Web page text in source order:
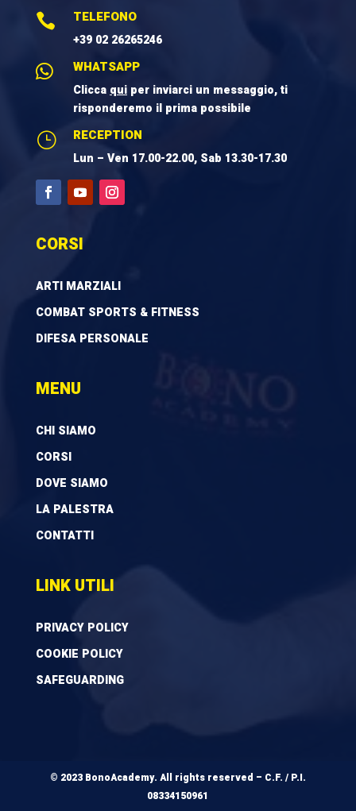
 TELEFONO
+39 02 26265246
 WHATSAPP
Clicca quiper inviarci un messaggio, ti
risponderemo il prima possibile
} RECEPTION
Lun – Ven 17.00-22.00, Sab 13.30-17.30
CORSI
ARTI MARZIALI
COMBAT SPORTS & FITNESS
DIFESA PERSONALE
MENU
CHI SIAMO
CORSI
DOVE SIAMO
LA PALESTRA
CONTATTI
LINK UTILI
PRIVACY POLICY
COOKIE POLICY
SAFEGUARDING
© 2023 BonoAcademy. All rights reserved – C.F. / P.I.
08334150961